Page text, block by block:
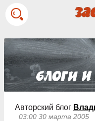
Авторский блог
03:00 30 марта 2005